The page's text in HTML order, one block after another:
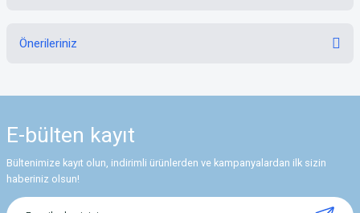
Önerileriniz
Görüş ve önerileriniz için teşekkür ederiz.
Ürün resmi kalitesiz, bozuk veya görüntülenemiyor.
Ürün açıklamasında eksik bilgiler bulunuyor.
E-bülten kayıt
Bültenimize kayıt olun, indirimli ürünlerden ve kampanyalardan ilk sizin
haberiniz olsun!